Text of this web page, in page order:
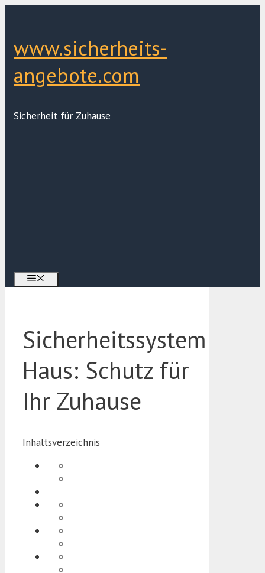
www.sicherheits-
angebote.com
Sicherheit für Zuhause
Sicherheitssystem
Haus: Schutz für
Ihr Zuhause
Inhaltsverzeichnis